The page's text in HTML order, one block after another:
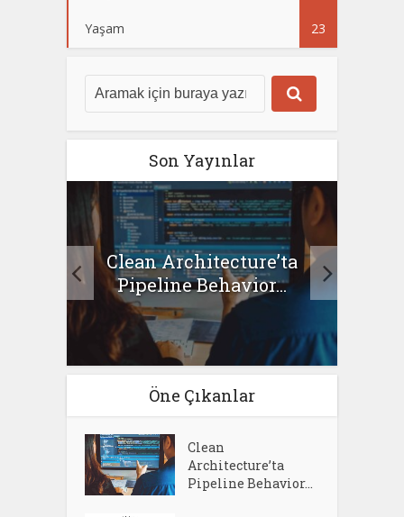
Yaşam 23
Son Yayınlar
Clean Architecture’ta
Pipeline Behavior...
Öne Çıkanlar
Clean
Architecture’ta
Pipeline Behavior...